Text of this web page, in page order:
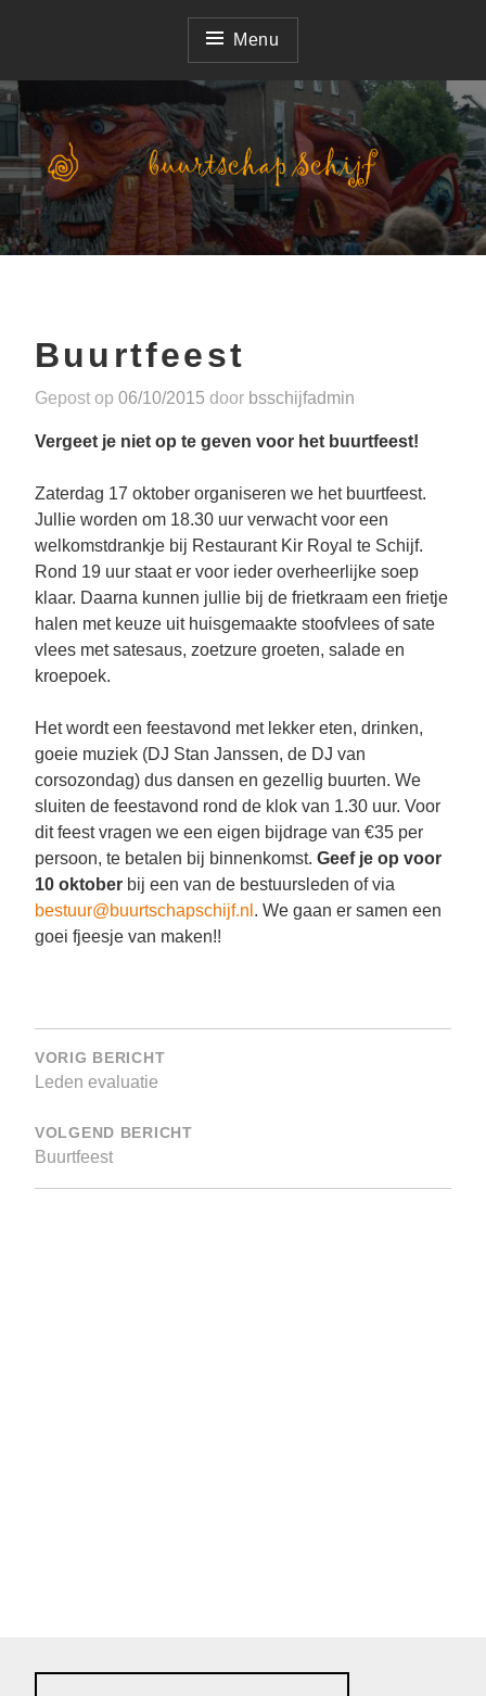
springen
Menu
Buurtschap Schijf
deelnemer Corso Zundert
Buurtfeest
Gepost op 06/10/2015 door bsschijfadmin
Vergeet je niet op te geven voor het buurtfeest!
Zaterdag 17 oktober organiseren we het buurtfeest.
Jullie worden om 18.30 uur verwacht voor een
welkomstdrankje bij Restaurant Kir Royal te Schijf.
Rond 19 uur staat er voor ieder overheerlijke soep
klaar. Daarna kunnen jullie bij de frietkraam een frietje
halen met keuze uit huisgemaakte stoofvlees of sate
vlees met satesaus, zoetzure groeten, salade en
kroepoek.
Het wordt een feestavond met lekker eten, drinken,
goeie muziek (DJ Stan Janssen, de DJ van
corsozondag) dus dansen en gezellig buurten. We
sluiten de feestavond rond de klok van 1.30 uur. Voor
dit feest vragen we een eigen bijdrage van €35 per
persoon, te betalen bij binnenkomst. Geef je op voor
10 oktober bij een van de bestuursleden of via
bestuur@buurtschapschijf.nl . We gaan er samen een
goei fjeesje van maken!!​
Bericht
navigatie
VORIG BERICHT
Leden evaluatie
VOLGEND BERICHT
Buurtfeest